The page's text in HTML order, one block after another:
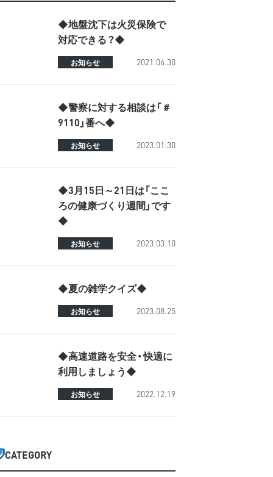
◆地盤沈下は火災保険で
対応できる？◆
お知らせ 2021.06.30
◆警察に対する相談は「＃
9110」番へ◆
お知らせ 2023.01.30
◆3月15日～21日は「ここ
ろの健康づくり週間」です
◆
お知らせ 2023.03.10
◆夏の雑学クイズ◆
お知らせ 2023.08.25
◆高速道路を安全・快適に
利用しましょう◆
お知らせ 2022.12.19
CATEGORY